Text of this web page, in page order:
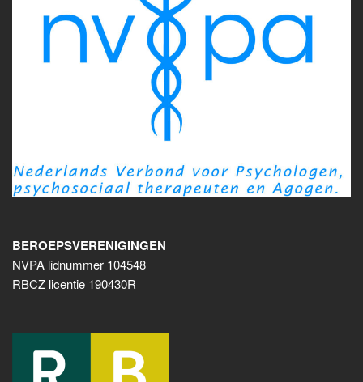
BEROEPSVERENIGINGEN
NVPA lidnummer 104548
RBCZ licentie 190430R